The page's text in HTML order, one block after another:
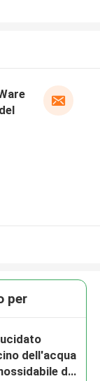
per
dell'acqua
del